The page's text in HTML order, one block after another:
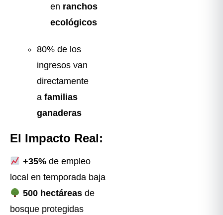
en ranchos
ecológicos
80% de los
ingresos van
directamente
a familias
ganaderas
El Impacto Real:
+35%de empleo
local en temporada baja
500 hectáreasde
bosque protegidas